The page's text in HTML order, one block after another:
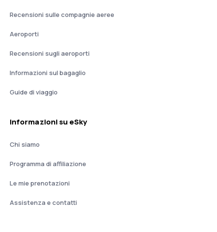
Recensioni sulle compagnie aeree
Aeroporti
Recensioni sugli aeroporti
Informazioni sul bagaglio
Guide di viaggio
Informazioni su eSky
Chi siamo
Programma di affiliazione
Le mie prenotazioni
Assistenza e contatti